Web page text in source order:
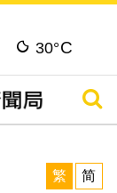
30°C
搜尋
繁
简